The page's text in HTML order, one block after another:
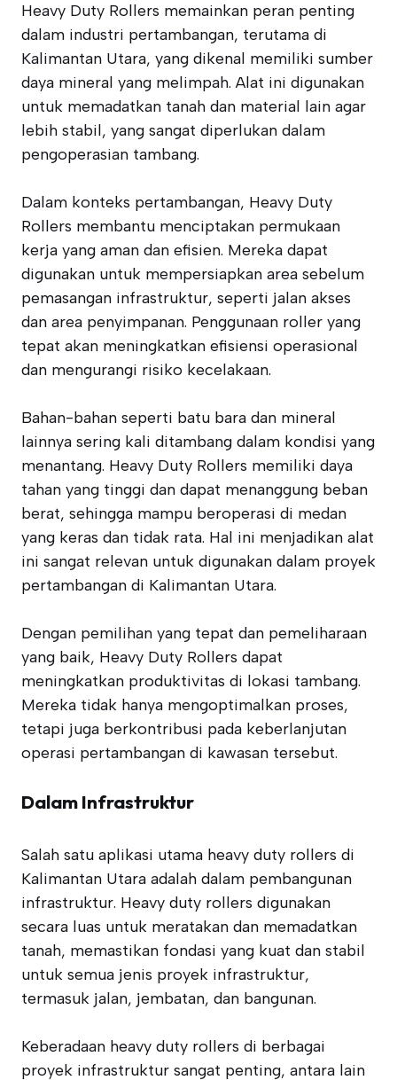
Heavy Duty Rollers memainkan peran penting
dalam industri pertambangan, terutama di
Kalimantan Utara, yang dikenal memiliki sumber
daya mineral yang melimpah. Alat ini digunakan
untuk memadatkan tanah dan material lain agar
lebih stabil, yang sangat diperlukan dalam
pengoperasian tambang.
Dalam konteks pertambangan, Heavy Duty
Rollers membantu menciptakan permukaan
kerja yang aman dan efisien. Mereka dapat
digunakan untuk mempersiapkan area sebelum
pemasangan infrastruktur, seperti jalan akses
dan area penyimpanan. Penggunaan roller yang
tepat akan meningkatkan efisiensi operasional
dan mengurangi risiko kecelakaan.
Bahan-bahan seperti batu bara dan mineral
lainnya sering kali ditambang dalam kondisi yang
menantang. Heavy Duty Rollers memiliki daya
tahan yang tinggi dan dapat menanggung beban
berat, sehingga mampu beroperasi di medan
yang keras dan tidak rata. Hal ini menjadikan alat
ini sangat relevan untuk digunakan dalam proyek
pertambangan di Kalimantan Utara.
Dengan pemilihan yang tepat dan pemeliharaan
yang baik, Heavy Duty Rollers dapat
meningkatkan produktivitas di lokasi tambang.
Mereka tidak hanya mengoptimalkan proses,
tetapi juga berkontribusi pada keberlanjutan
operasi pertambangan di kawasan tersebut.
Dalam Infrastruktur
Salah satu aplikasi utama heavy duty rollers di
Kalimantan Utara adalah dalam pembangunan
infrastruktur. Heavy duty rollers digunakan
secara luas untuk meratakan dan memadatkan
tanah, memastikan fondasi yang kuat dan stabil
untuk semua jenis proyek infrastruktur,
termasuk jalan, jembatan, dan bangunan.
Keberadaan heavy duty rollers di berbagai
proyek infrastruktur sangat penting, antara lain